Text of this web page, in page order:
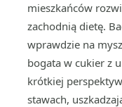
mieszkańców
zachodnią dietę.
wprawdzie na
bogata w cukier z
krótkiej
stawach,